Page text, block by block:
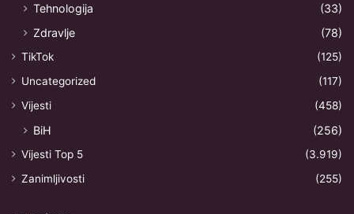
Tehnologija
(33)
Zdravlje
(78)
TikTok
(125)
Uncategorized
(117)
Vijesti
(458)
BiH (256)
Vijesti Top 5
(3.919)
Zanimljivosti
(255)